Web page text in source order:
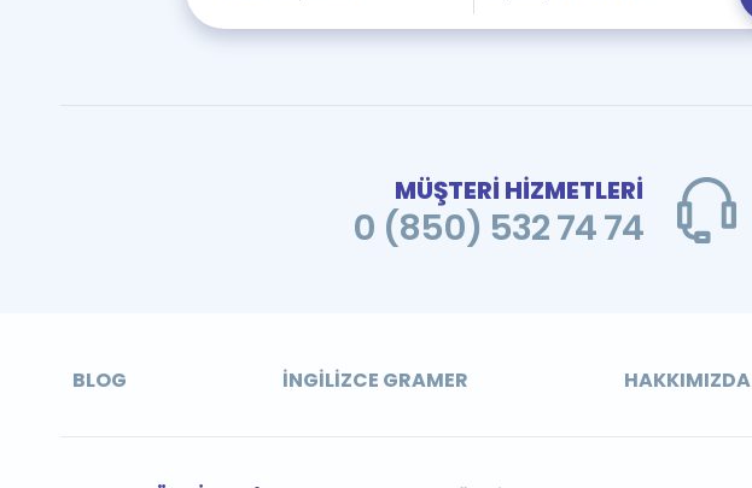
MÜŞTERİ HİZMETLERİ
0 (850) 532 74 74
BLOG İNGILIZCE GRAMER HAKKIMIZDA